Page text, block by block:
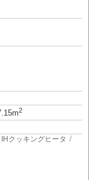
2
IHクッキングヒータ